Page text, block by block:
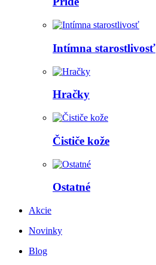
Intímna starostlivosť
Hračky
Čističe kože
Ostatné
Akcie
Novinky
Blog